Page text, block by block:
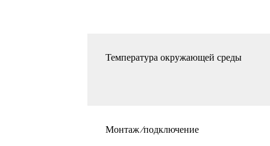
Температура окружающей среды
Монтаж ⁄подключение